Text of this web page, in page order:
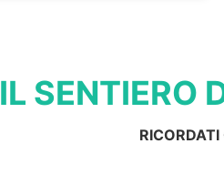
IL SENTIERO
RICORDATI